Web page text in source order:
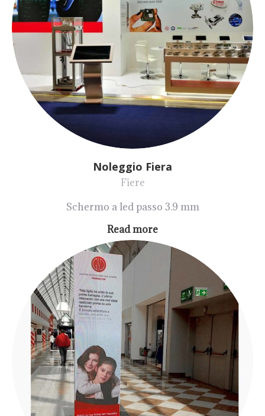
Noleggio Fiera
Fiere
Schermo a led passo 3.9 mm
Read more